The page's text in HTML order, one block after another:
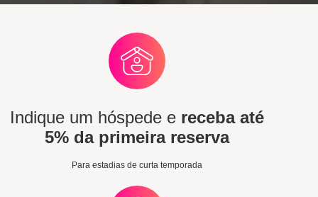
Indique um hóspede e receba até
5% da primeira reserva
Para estadias de curta temporada